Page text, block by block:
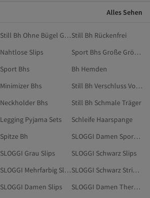
Alles Sehen
Still Bh Ohne Bügel Große GrößenStill Bh Rückenfrei
Nahtlose Slips
Sport Bhs Große Größen
Sport Bhs
Bh Hemden
Minimizer Bhs
Still Bh Verschluss Vorne
Neckholder Bhs
Still Bh Schmale Träger
Legging Pyjama Sets
Schleife Haarspange
Spitze Bh
SLOGGI Damen Sport-BHs
SLOGGI Grau Slips
SLOGGI Schwarz Slips
SLOGGI Mehrfarbig Slips
SLOGGI Schwarz Strings
SLOGGI Damen Slips
SLOGGI Damen Thermounterwäsche